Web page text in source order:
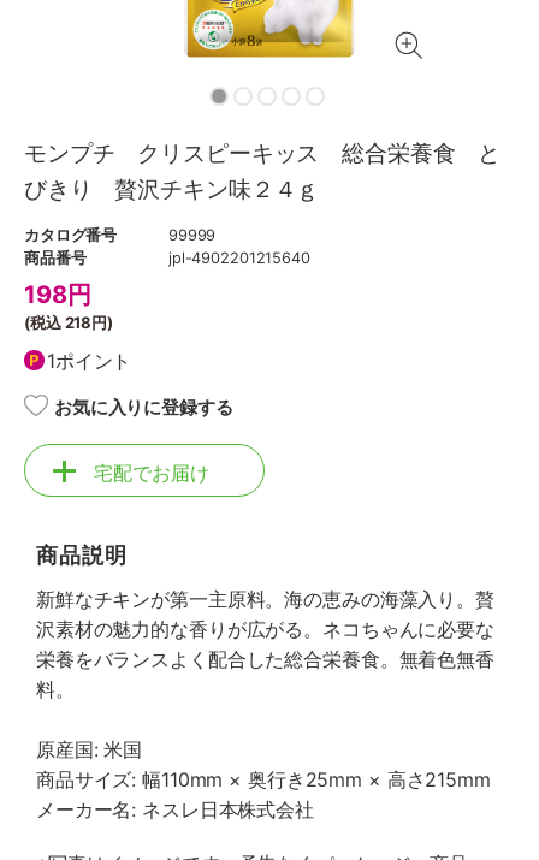
モンプチ クリスピーキッス 総合栄養食 と
びきり 贅沢チキン味２４ｇ
カタログ番号
99999
商品番号
jpl-4902201215640
198円
(税込218円)
1ポイント
お気に入りに登録する
宅配でお届け
商品説明
新鮮なチキンが第一主原料。海の恵みの海藻入り。贅
沢素材の魅力的な香りが広がる。ネコちゃんに必要な
栄養をバランスよく配合した総合栄養食。無着色無香
料。
原産国: 米国
商品サイズ: 幅110mm × 奥行き25mm × 高さ215mm
メーカー名: ネスレ日本株式会社